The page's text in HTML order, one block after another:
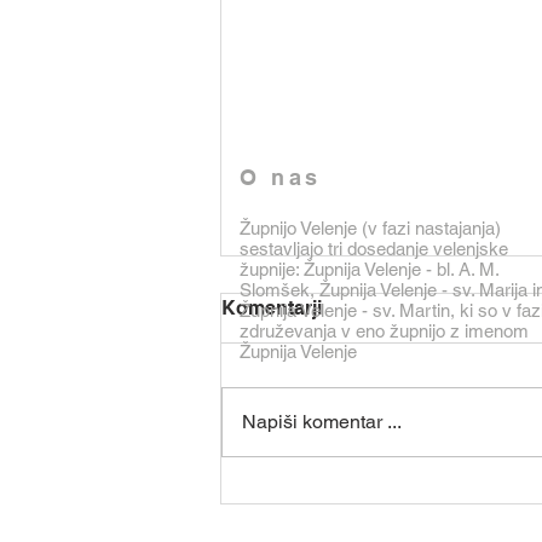
Varni v Gospodovi družbi
»Bodite pogumni! Jaz sem. Ne
Rimu in po prvem splošnem
preganjanju kristjanov leta 64
Komentarji
Napiši komentar ...
O nas
Župnijo Velenje (v fazi nastajanja)
sestavljajo tri dosedanje velenjske
župnije: Župnija Velenje - bl. A. M.
Slomšek, Župnija Velenje - sv. Marija
Župnija Velenje - sv. Martin, ki so v
združevanja v eno župnijo z imenom
Župnija Velenje